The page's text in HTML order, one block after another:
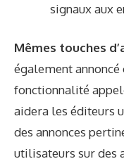
signaux aux
Mêmes touches
également annoncé
fonctionnalité
aidera les éditeurs
des annonces
utilisateurs sur des